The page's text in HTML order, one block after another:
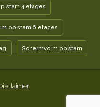
stam 4 etages
op stam 6 etages
Schermvorm op stam